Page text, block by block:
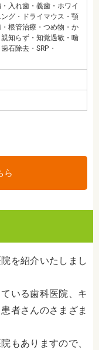
入れ歯・義歯・ホワイ
グ・ドライマウス・顎
根管治療・つめ物・か
知らず・知覚過敏・噛
石除去・SRP・
ら
を紹介いたしまし
いる歯科医院、キ
者さんのさまざま
もありますので、